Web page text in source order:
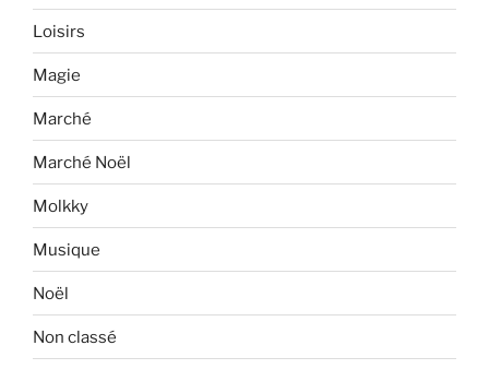
Loisirs
Magie
Marché
Marché Noël
Molkky
Musique
Noël
Non classé